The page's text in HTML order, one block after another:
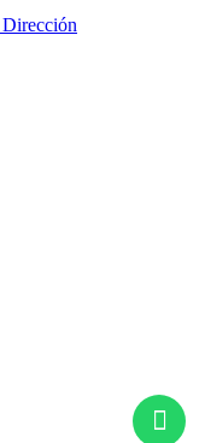
Dirección